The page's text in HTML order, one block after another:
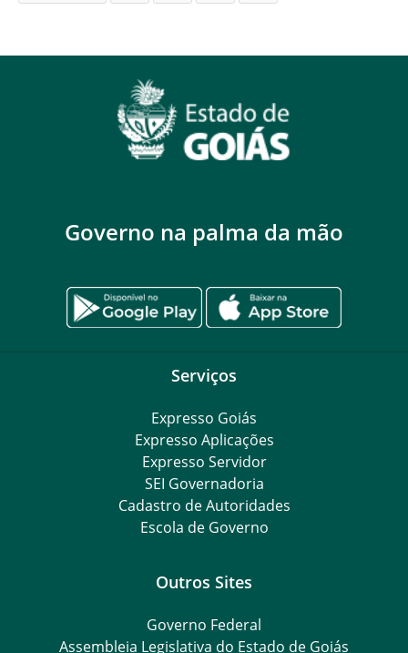
Governo na palma da mão
Serviços
Expresso Goiás
Expresso Aplicações
Expresso Servidor
SEI Governadoria
Cadastro de Autoridades
Escola de Governo
Outros Sites
Governo Federal
Assembleia Legislativa do Estado de Goiás